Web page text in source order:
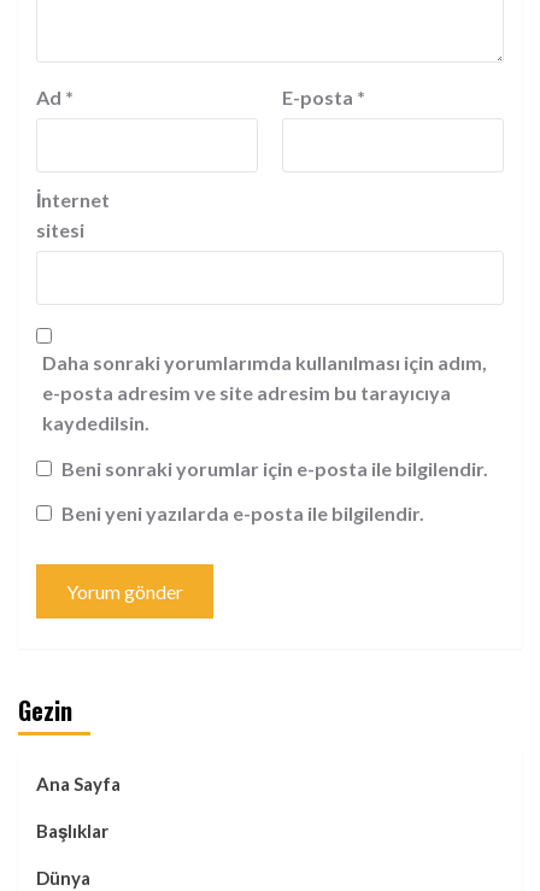
Ad * E-posta *
İnternet
sitesi
Daha sonraki yorumlarımda kullanılması için adım,
e-posta adresim ve site adresim bu tarayıcıya
kaydedilsin.
Beni sonraki yorumlar için e-posta ile bilgilendir.
Beni yeni yazılarda e-posta ile bilgilendir.
Gezin
Ana Sayfa
Başlıklar
Dünya